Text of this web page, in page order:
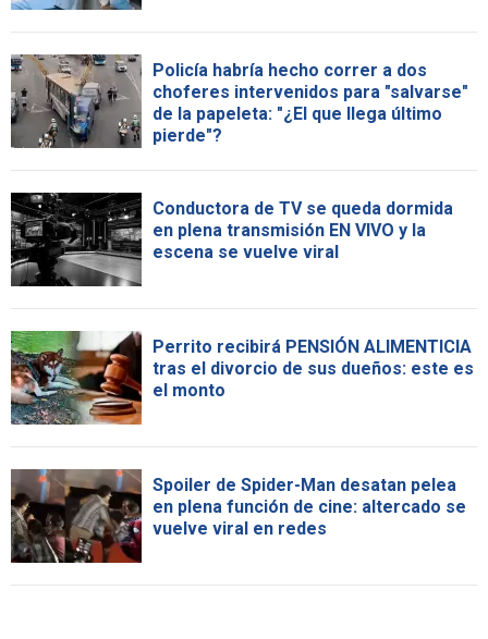
Policía habría hecho correr a dos
choferes intervenidos para "salvarse"
de la papeleta: "¿El que llega último
pierde"?
Conductora de TV se queda dormida
en plena transmisión EN VIVO y la
escena se vuelve viral
Perrito recibirá PENSIÓN ALIMENTICIA
tras el divorcio de sus dueños: este es
el monto
Spoiler de Spider-Man desatan pelea
en plena función de cine: altercado se
vuelve viral en redes